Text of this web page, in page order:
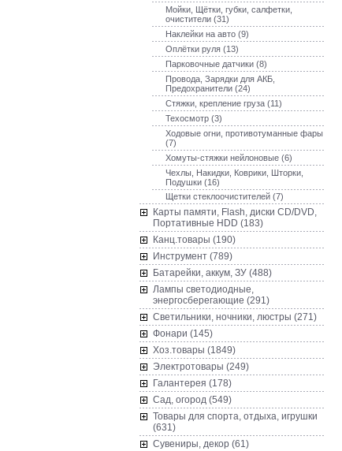
Мойки, Щётки, губки, салфетки,
очистители (31)
Наклейки на авто (9)
Оплётки руля (13)
Парковочные датчики (8)
Провода, Зарядки для АКБ,
Предохранители (24)
Стяжки, крепление груза (11)
Техосмотр (3)
Ходовые огни, противотуманные фары
(7)
Хомуты-стяжки нейлоновые (6)
Чехлы, Накидки, Коврики, Шторки,
Подушки (16)
Щетки стеклоочистителей (7)
Карты памяти, Flash, диски CD/DVD,
Портативные HDD (183)
Канц.товары (190)
Инструмент (789)
Батарейки, аккум, ЗУ (488)
Лампы светодиодные,
энергосберегающие (291)
Светильники, ночники, люстры (271)
Фонари (145)
Хоз.товары (1849)
Электротовары (249)
Галантерея (178)
Сад, огород (549)
Товары для спорта, отдыха, игрушки
(631)
Сувениры, декор (61)